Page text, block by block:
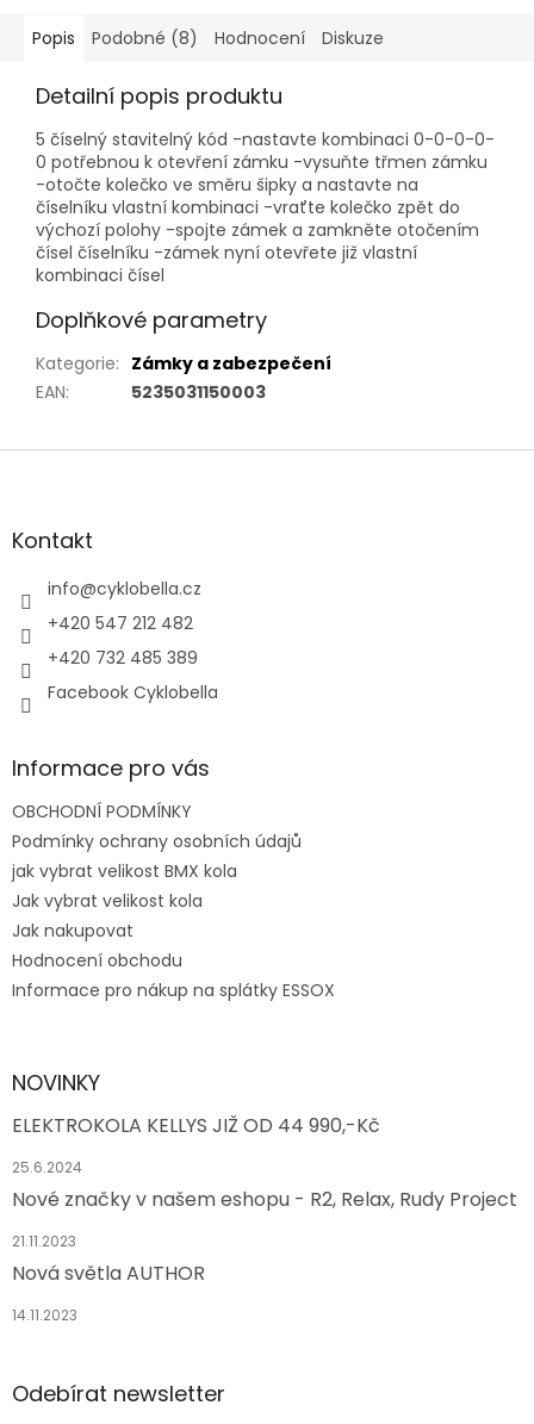
Popis Podobné (8) Hodnocení Diskuze
Detailní popis produktu
5 číselný stavitelný kód -nastavte kombinaci 0-0-0-0-
0 potřebnou k otevření zámku -vysuňte třmen zámku
-otočte kolečko ve směru šipky a nastavte na
číselníku vlastní kombinaci -vraťte kolečko zpět do
výchozí polohy -spojte zámek a zamkněte otočením
čísel číselníku -zámek nyní otevřete již vlastní
kombinaci čísel
Doplňkové parametry
Kategorie: Zámky a zabezpečení
EAN: 5235031150003
Z
aKontakt
info@cyklobella.cz
+420 547 212 482
+420 732 485 389
Facebook Cyklobella
Informace pro vás
OBCHODNÍ PODMÍNKY
Podmínky ochrany osobních údajů
jak vybrat velikost BMX kola
Jak vybrat velikost kola
Jak nakupovat
Hodnocení obchodu
Informace pro nákup na splátky ESSOX
NOVINKY
ELEKTROKOLA KELLYS JIŽ OD 44 990,-Kč
25.6.2024
Nové značky v našem eshopu - R2, Relax, Rudy Project
21.11.2023
Nová světla AUTHOR
14.11.2023
Odebírat newsletter